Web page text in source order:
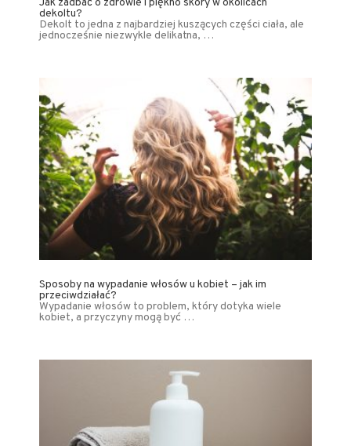
Jak zadbać o zdrowie i piękno skóry w okolicach
dekoltu?
Dekolt to jedna z najbardziej kuszących części ciała, ale
jednocześnie niezwykle delikatna, …
Sposoby na wypadanie włosów u kobiet – jak im
przeciwdziałać?
Wypadanie włosów to problem, który dotyka wiele
kobiet, a przyczyny mogą być …